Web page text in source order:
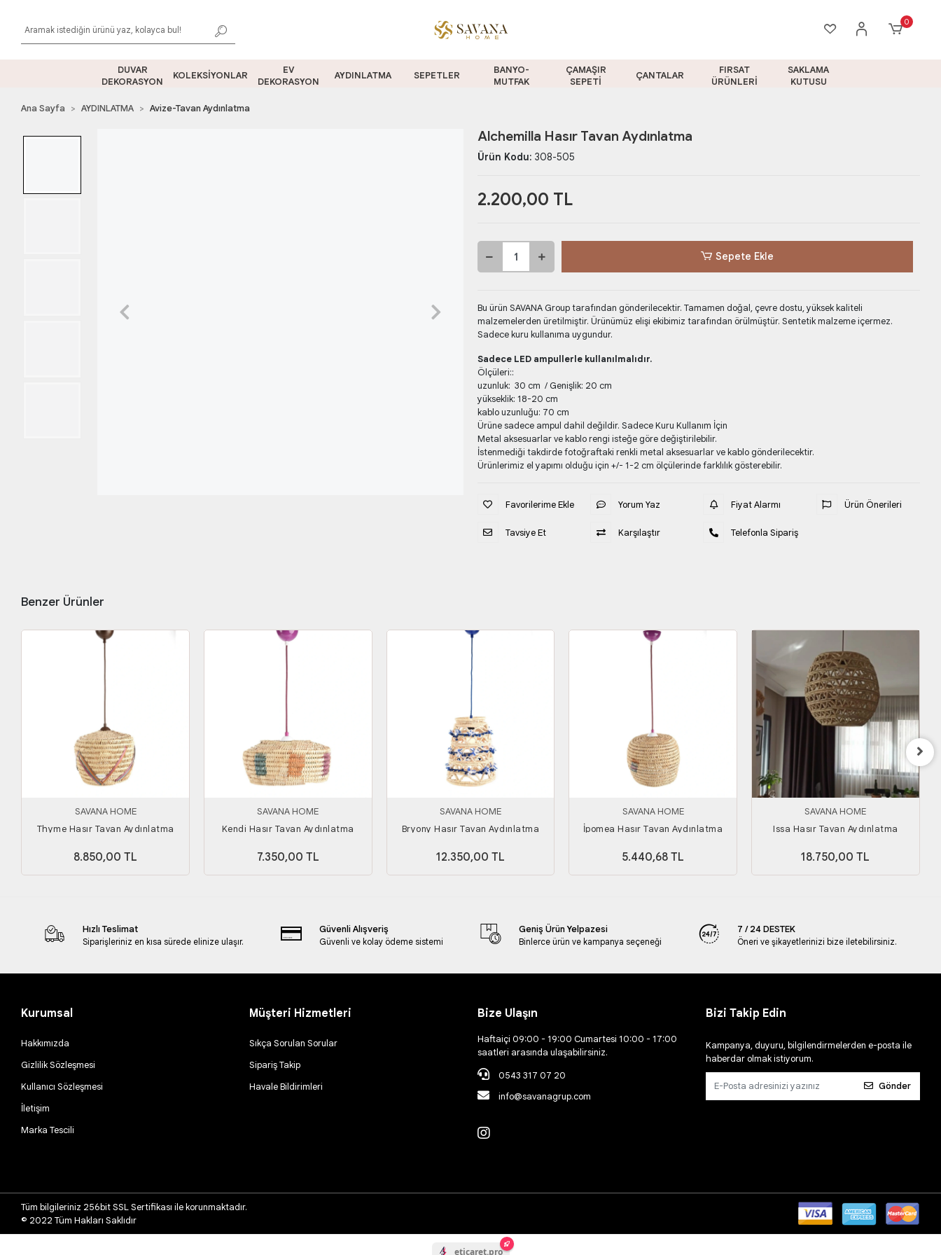
0
DUVAR
DEKORASYON
KOLEKSİYONLAR
EV
DEKORASYON
AYDINLATMA SEPETLER
BANYO-
MUTFAK
ÇAMAŞIR
SEPETİ
ÇANTALAR
FIRSAT
ÜRÜNLERİ
SAKLAMA
KUTUSU
Ana Sayfa AYDINLATMA Avize-Tavan Aydınlatma
Alchemilla Hasır Tavan Aydınlatma
Ürün Kodu: 308-505
2.200,00 TL
Sepete Ekle
Bu ürün SAVANA Group tarafından gönderilecektir. Tamamen doğal, çevre dostu, yüksek kaliteli
malzemelerden üretilmiştir. Ürünümüz elişi ekibimiz tarafından örülmüştür. Sentetik malzeme içermez.
Sadece kuru kullanıma uygundur.
Sadece LED ampullerle kullanılmalıdır.
Ölçüleri::
uzunluk: 30 cm / Genişlik: 20 cm
yükseklik: 18-20 cm
kablo uzunluğu: 70 cm
Ürüne sadece ampul dahil değildir. Sadece Kuru Kullanım İçin
Metal aksesuarlar ve kablo rengi isteğe göre değiştirilebilir.
İstenmediği takdirde fotoğraftaki renkli metal aksesuarlar ve kablo gönderilecektir.
Ürünlerimiz el yapımı olduğu için +/- 1-2 cm ölçülerinde farklılık gösterebilir.
Favorilerime Ekle
Tavsiye Et
Yorum Yaz
Karşılaştır
Fiyat Alarmı
Telefonla Sipariş
Ürün Önerileri
Benzer Ürünler
SAVANA HOME
Thyme Hasır Tavan Aydınlatma
8.850,00 TL
SAVANA HOME
Kendi Hasır Tavan Aydınlatma
7.350,00 TL
SAVANA HOME
Bryony Hasır Tavan Aydınlatma
12.350,00 TL
SAVANA HOME
İpomea Hasır Tavan Aydınlatma
5.440,68 TL
SAVANA HOME
Issa Hasır Tavan Aydınlatma
18.750,00 TL
Hızlı Teslimat
Siparişleriniz en kısa sürede elinize ulaşır.
Güvenli Alışveriş
Güvenli ve kolay ödeme sistemi
Geniş Ürün Yelpazesi
Binlerce ürün ve kampanya seçeneği
7 / 24 DESTEK
Öneri ve şikayetlerinizi bize iletebilirsiniz.
Kurumsal
Hakkımızda
Gizlilik Sözleşmesi
Kullanıcı Sözleşmesi
İletişim
Marka Tescili
Müşteri Hizmetleri
Sıkça Sorulan Sorular
Sipariş Takip
Havale Bildirimleri
Bize Ulaşın
Haftaiçi 09:00 - 19:00 Cumartesi 10:00 - 17:00
saatleri arasında ulaşabilirsiniz.
0543 317 07 20
info@savanagrup.com
Bizi Takip Edin
Kampanya, duyuru, bilgilendirmelerden e-posta ile
haberdar olmak istiyorum.
Gönder
Tüm bilgileriniz 256bit SSL Sertifikası ile korunmaktadır.
© 2022Tüm Hakları Saklıdır
eticaret.pro